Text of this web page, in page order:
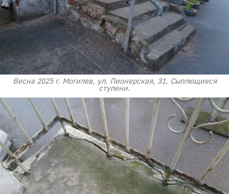
Весна 2025 г. Могилев, ул. Пионерская, 31. Сыплющиеся
ступени.